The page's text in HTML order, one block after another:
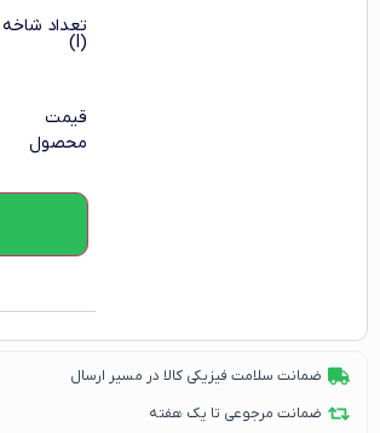
تعداد شاخه
(l)
قیمت
محصول
ضمانت سلامت فیزیکی کالا در مسیر ارسال
ضمانت مرجوعی تا یک هفته